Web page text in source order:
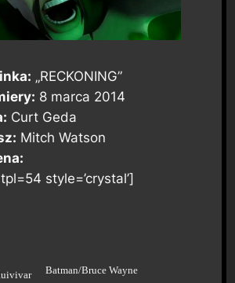
„RECKONING”
8 marca 2014
Curt Geda
Mitch Watson
style=’crystal’]
Batman/Bruce Wayne